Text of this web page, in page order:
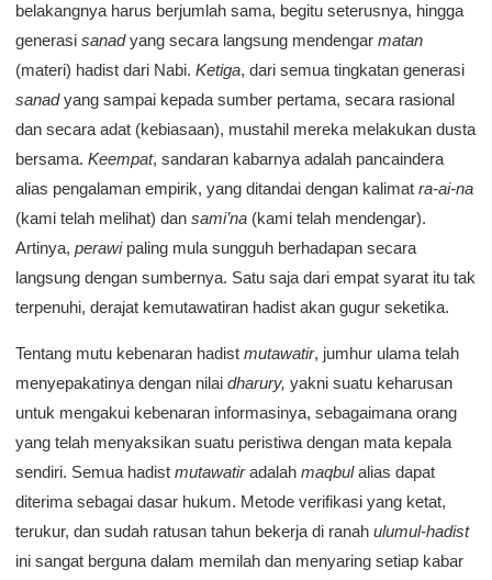
belakangnya harus berjumlah sama, begitu seterusnya, hingga
generasi sanadyang secara langsung mendengar matan
(materi) hadist dari Nabi. Ketiga, dari semua tingkatan generasi
sanadyang sampai kepada sumber pertama, secara rasional
dan secara adat (kebiasaan), mustahil mereka melakukan dusta
bersama. Keempat, sandaran kabarnya adalah pancaindera
alias pengalaman empirik, yang ditandai dengan kalimat ra-ai-na
(kami telah melihat) dan sami’na (kami telah mendengar).
Artinya, perawipaling mula sungguh berhadapan secara
langsung dengan sumbernya. Satu saja dari empat syarat itu tak
terpenuhi, derajat kemutawatiran hadist akan gugur seketika.
Tentang mutu kebenaran hadist mutawatir, jumhur ulama telah
menyepakatinya dengan nilai dharury, yakni suatu keharusan
untuk mengakui kebenaran informasinya, sebagaimana orang
yang telah menyaksikan suatu peristiwa dengan mata kepala
sendiri. Semua hadist mutawatiradalah maqbulalias dapat
diterima sebagai dasar hukum. Metode verifikasi yang ketat,
terukur, dan sudah ratusan tahun bekerja di ranah ulumul-hadist
ini sangat berguna dalam memilah dan menyaring setiap kabar